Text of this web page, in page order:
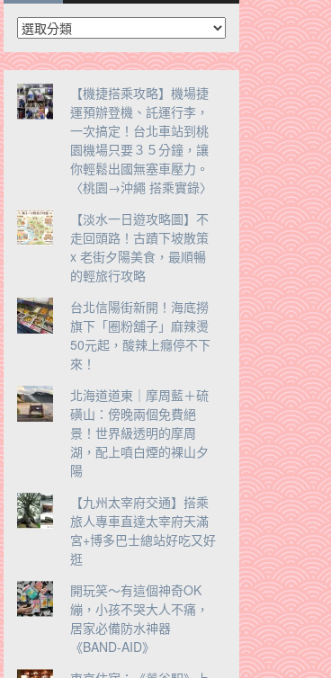
分
類
【機捷搭乘攻略】機場捷
運預辦登機、託運行李，
一次搞定！台北車站到桃
園機場只要３５分鐘，讓
你輕鬆出國無塞車壓力。
〈桃園→沖繩 搭乘實錄〉
【淡水一日遊攻略圖】不
走回頭路！古蹟下坡散策
x 老街夕陽美食，最順暢
的輕旅行攻略
台北信陽街新開！海底撈
旗下「圈粉舖子」麻辣燙
50元起，酸辣上癮停不下
來！
北海道道東｜摩周藍＋硫
磺山：傍晚兩個免費絕
景！世界級透明的摩周
湖，配上噴白煙的裸山夕
陽
【九州太宰府交通】搭乘
旅人專車直達太宰府天滿
宮+博多巴士總站好吃又好
逛
開玩笑～有這個神奇OK
繃，小孩不哭大人不痛，
居家必備防水神器
《BAND-AID》